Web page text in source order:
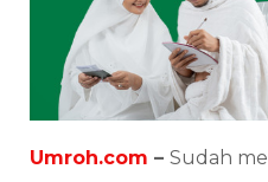
Umroh.com – Sudah